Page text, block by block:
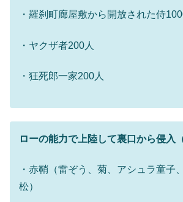
・羅刹町廊屋敷から開放された侍
・ヤクザ者200人
・狂死郎一家200人
ローの能力で上陸して裏口から侵入
・赤鞘（雷ぞう、菊、アシュラ童子
松）